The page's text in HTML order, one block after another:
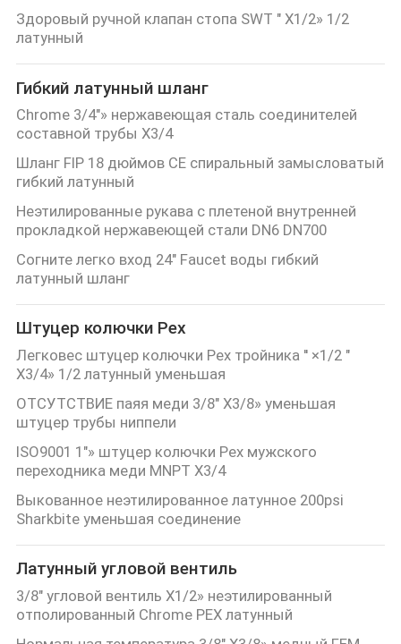
Здоровый ручной клапан стопа SWT " X1/2» 1/2
латунный
Гибкий латунный шланг
Chrome 3/4"» нержавеющая сталь соединителей
составной трубы X3/4
Шланг FIP 18 дюймов CE спиральный замысловатый
гибкий латунный
Неэтилированные рукава с плетеной внутренней
прокладкой нержавеющей стали DN6 DN700
Согните легко вход 24" Faucet воды гибкий
латунный шланг
Штуцер колючки Pex
Легковес штуцер колючки Pex тройника '' ×1/2 "
X3/4» 1/2 латунный уменьшая
ОТСУТСТВИЕ паяя меди 3/8" X3/8» уменьшая
штуцер трубы ниппели
ISO9001 1"» штуцер колючки Pex мужского
переходника меди MNPT X3/4
Выкованное неэтилированное латунное 200psi
Sharkbite уменьшая соединение
Латунный угловой вентиль
3/8" угловой вентиль X1/2» неэтилированный
отполированный Chrome PEX латунный